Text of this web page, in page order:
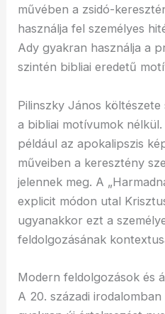
művében a zsidó-
használja fel személyes
Ady gyakran használja a
szintén bibliai eredetű
Pilinszky János
a bibliai motívumok
például az apokalipszis
műveiben a keresztény
jelennek meg. A
explicit módon utal
ugyanakkor ezt a
feldolgozásának
Modern feldolgozások és
A 20. századi